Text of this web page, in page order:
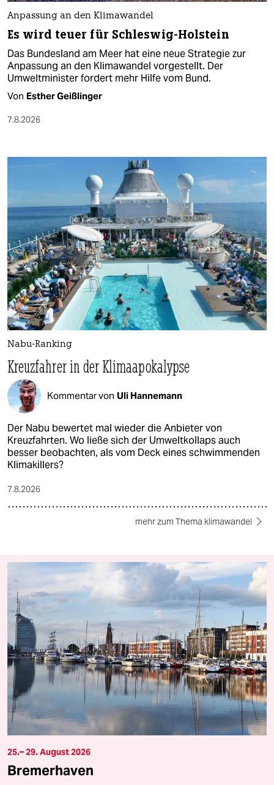
Anpassung an den Klimawandel
Es wird teuer für Schleswig-Holstein
Das Bundesland am Meer hat eine neue Strategie zur
Anpassung an den Klimawandel vorgestellt. Der
Umweltminister fordert mehr Hilfe vom Bund.
Von Esther Geißlinger
7.8.2026
Nabu-Ranking
Kreuzfahrer in der Klimaapokalypse
Kommentar von Uli Hannemann
Der Nabu bewertet mal wieder die Anbieter von
Kreuzfahrten. Wo ließe sich der Umweltkollaps auch
besser beobachten, als vom Deck eines schwimmenden
Klimakillers?
7.8.2026
mehr zum Thema klimawandel
25.– 29. August 2026
Bremerhaven